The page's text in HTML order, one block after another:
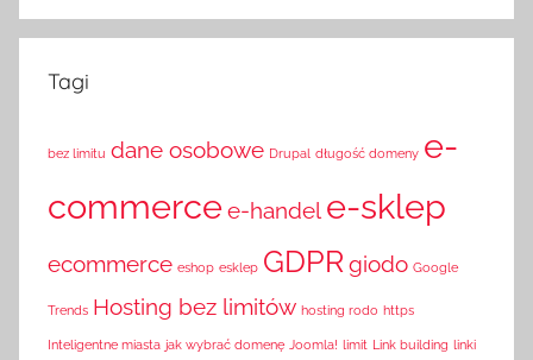
Tagi
bez limitu dane osobowe Drupal długość domeny e-
commercee-handel e-sklep
ecommerce eshop esklep GDPRgiodo Google
Trends Hosting bez limitów hosting rodo https
Inteligentne miasta jak wybrać domenę Joomla! limit Link building linki